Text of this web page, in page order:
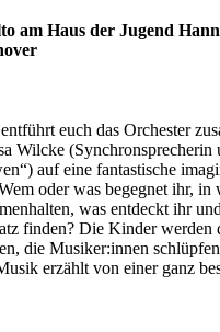
am Haus der Jugend
euch das Orchester
Wilcke (Synchronsprecherin
auf eine fantastische
oder was begegnet ihr, in
was entdeckt ihr
finden? Die Kinder werden
die Musiker:innen
erzählt von einer ganz